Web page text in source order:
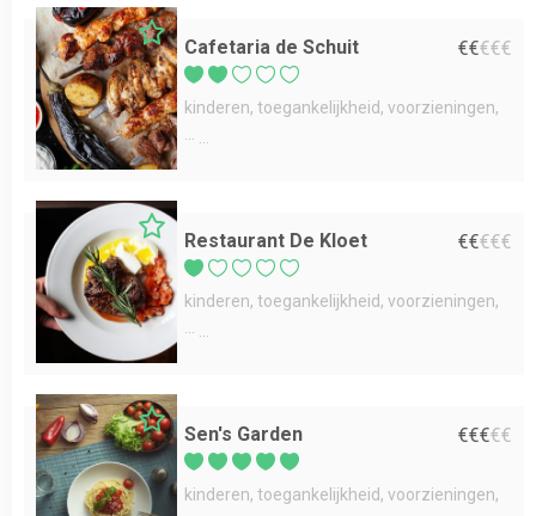
Cafetaria de Schuit €€€€€
kinderen toegankelijkheid voorzieningen
Restaurant De Kloet €€€€€
kinderen toegankelijkheid voorzieningen
Sen's Garden €€€€€
kinderen toegankelijkheid voorzieningen